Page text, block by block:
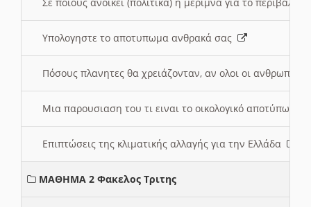
Υπολογηστε το αποτυπωμα ανθρακά σας
Πόσους πλανητες θα χρειάζονταν, αν ολοι οι ανθρωποι
Μια παρουσιαση του τι ειναι το οικολογικό αποτύπωμα
Επιπτώσεις της κλιματικής αλλαγής για την Ελλάδα
ΜΑΘΗΜΑ 2 Φακελος Τριτης